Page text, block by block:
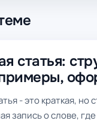
статья:
- это краткая, но
запись о слове,